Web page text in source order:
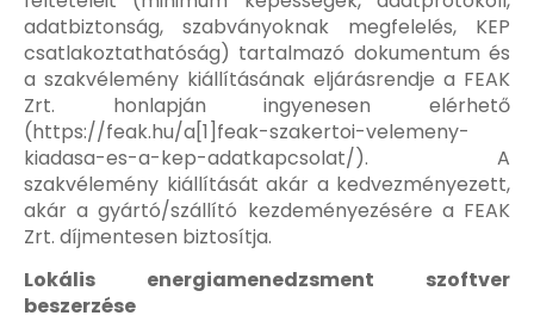
adatbiztonság, szabványoknak megfelelés, KEP
csatlakoztathatóság) tartalmazó dokumentum és
a szakvélemény kiállításának eljárásrendje a FEAK
Zrt. honlapján ingyenesen elérhető
(https://feak.hu/a[1]feak-szakertoi-velemeny-
kiadasa-es-a-kep-adatkapcsolat/). A
szakvélemény kiállítását akár a kedvezményezett,
akár a gyártó/szállító kezdeményezésére a FEAK
Zrt. díjmentesen biztosítja.
Lokális energiamenedzsment szoftver
beszerzése